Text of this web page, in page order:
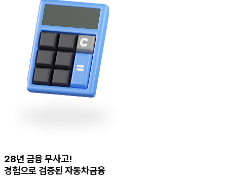
28년 금융 무사고!
경험으로 검증된 자동차금융